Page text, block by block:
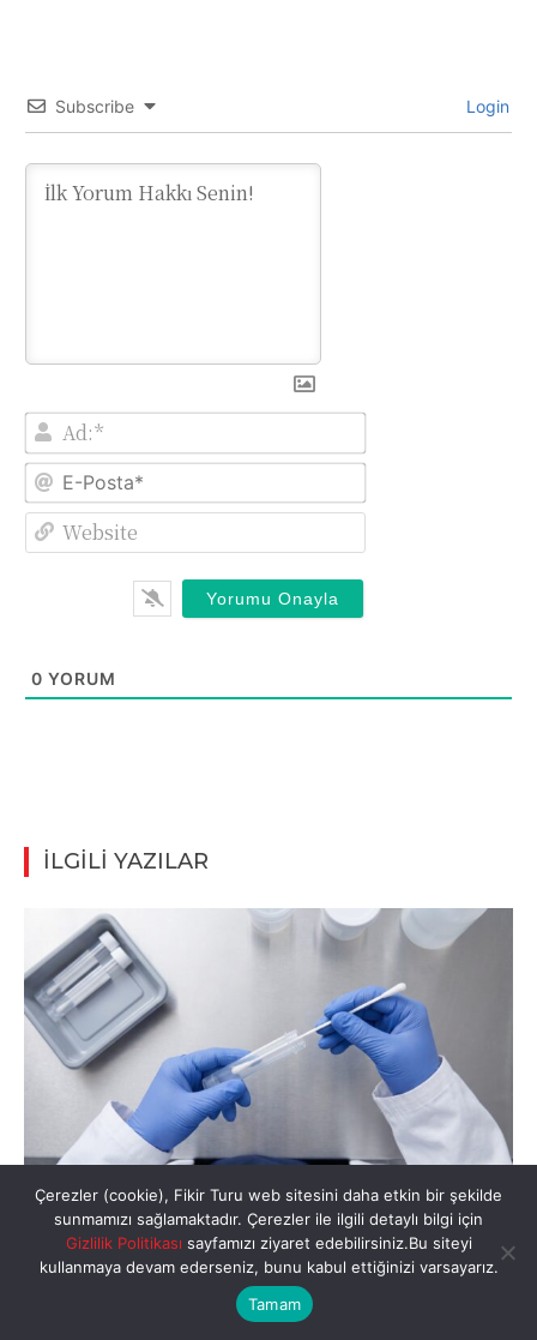
Subscribe Login
Ad:*
E-
0 YORUM
İLGİLİ YAZILAR
İnsanlar bilime gittikçe daha mı az
güveniyor?
Çerezler (cookie), Fikir Turu web sitesini daha etkin bir şekilde
sunmamızı sağlamaktadır. Çerezler ile ilgili detaylı bilgi için
Gizlilik Politikası sayfamızı ziyaret edebilirsiniz.Bu siteyi
kullanmaya devam ederseniz, bunu kabul ettiğinizi varsayarız.
Tamam